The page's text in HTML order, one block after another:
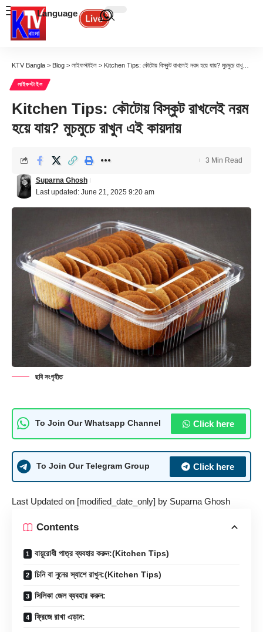
Language
KTV Bangla > Blog > লাইফস্টাইল > Kitchen Tips: কৌটোয় বিস্কুট রাখলেই নরম হয়ে যায়? মুচমুচে রাখুন এই কায়দায়
লাইফস্টাইল
Kitchen Tips: কৌটোয় বিস্কুট রাখলেই নরম
হয়ে যায়? মুচমুচে রাখুন এই কায়দায়
Last updated: June 21, 2025 9:20 am
Suparna Ghosh
3 Min Read
ছবি সংগৃহীত
To Join Our Whatsapp Channel Click here
To Join Our Telegram Group Click here
Last Updated on [modified_date_only] by Suparna Ghosh
Contents
বায়ুরোধী পাত্র ব্যবহার করুন:(Kitchen Tips)
চিনি বা নুনের স্যাশে রাখুন:(Kitchen Tips)
সিলিকা জেল ব্যবহার করুন:
ফ্রিজে রাখা এড়ান: